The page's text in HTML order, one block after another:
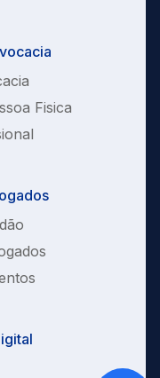
Fisica